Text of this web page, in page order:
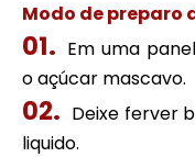
Modo de preparo
Em uma
o açúcar mascavo.
Deixe ferver
liquido.